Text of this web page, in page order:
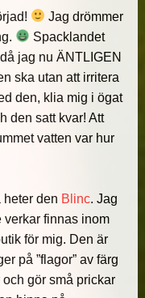
Jag drömmer
Spacklandet
jag nu ÄNTLIGEN
ska utan att irritera
den, klia mig i ögat
den satt kvar! Att
vatten var hur
heter den Blinc. Jag
verkar finnas inom
för mig. Den är
på ”flagor” av färg
gör små prickar